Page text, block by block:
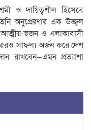
ও দায়িত্বশীল হিসেবে
অনুপ্রেরণার এক উজ্জ্বল
স্বজন ও এলাকাবাসী
সাফল্য অর্জন করে দেশ
রাখবেন—এমন প্রত্যাশা